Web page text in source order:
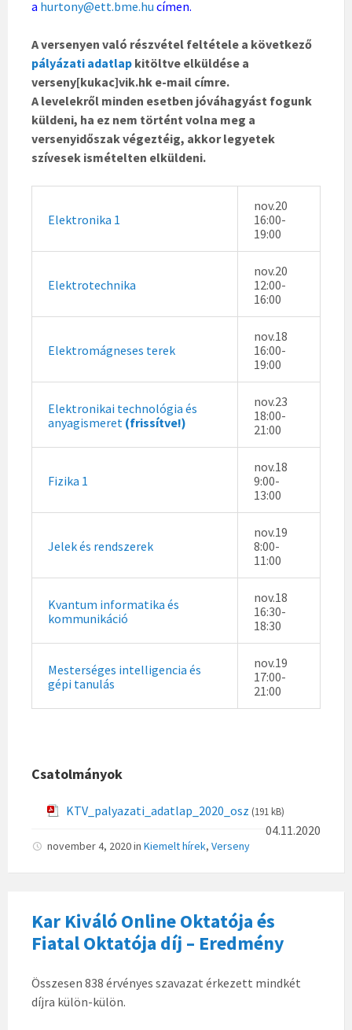
a hurtony@ett.bme.hu címen.
A versenyen való részvétel feltétele a következő
pályázati adatlap kitöltve elküldése a
verseny[kukac]vik.hk e-mail címre.
A levelekről minden esetben jóváhagyást fogunk
küldeni, ha ez nem történt volna meg a
versenyidőszak végeztéig, akkor legyetek
szívesek ismételten elküldeni.
Elektronika 1
nov.20
16:00-
19:00
Elektrotechnika
nov.20
12:00-
16:00
Elektromágneses terek
nov.18
16:00-
19:00
Elektronikai technológia és
anyagismeret (frissítve!)
nov.23
18:00-
21:00
Fizika 1
nov.18
9:00-
13:00
Jelek és rendszerek
nov.19
8:00-
11:00
Kvantum informatika és
kommunikáció
nov.18
16:30-
18:30
Mesterséges intelligencia és
gépi tanulás
nov.19
17:00-
21:00
Csatolmányok
KTV_palyazati_adatlap_2020_osz (191 kB)
04.11.2020
november 4, 2020in Kiemelt hírek, Verseny
Kar Kiváló Online Oktatója és
Fiatal Oktatója díj – Eredmény
Összesen 838 érvényes szavazat érkezett mindkét
díjra külön-külön.